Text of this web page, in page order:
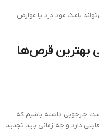
باعث عود درد یا عوارض
بهترین قرص‌ها
چارچوبی داشته باشیم که
دارد و چه زمانی باید تجدید